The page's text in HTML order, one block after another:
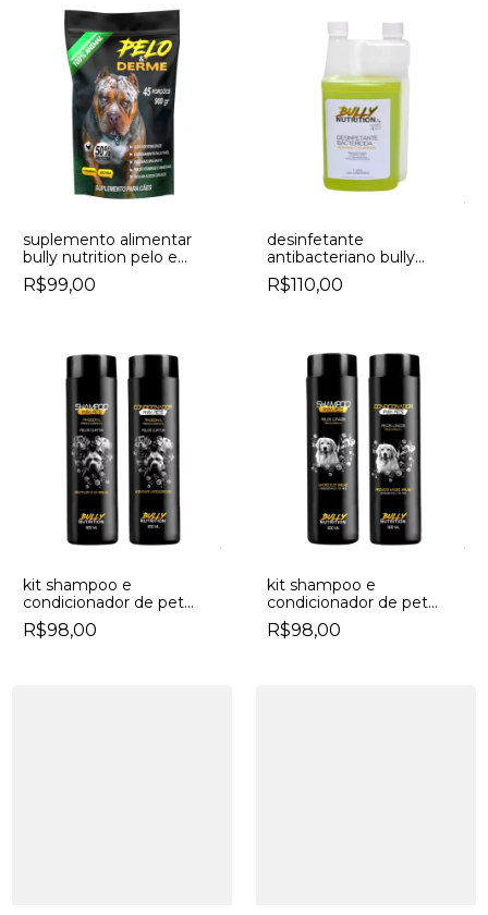
suplemento alimentar
bully nutrition pelo e
derme
R$99,00
desinfetante
antibacteriano bully
nutrition concentrado
limpa canil
R$110,00
kit shampoo e
condicionador de pet
bully nutrition premium
essencial pelos curtos
R$98,00
kit shampoo e
condicionador de pet
bully nutrition premium
essencial pelos longos
R$98,00